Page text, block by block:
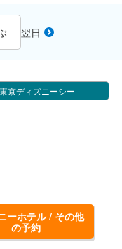
翌日
東京ディズニーシー
ーホテル / その他
の予約